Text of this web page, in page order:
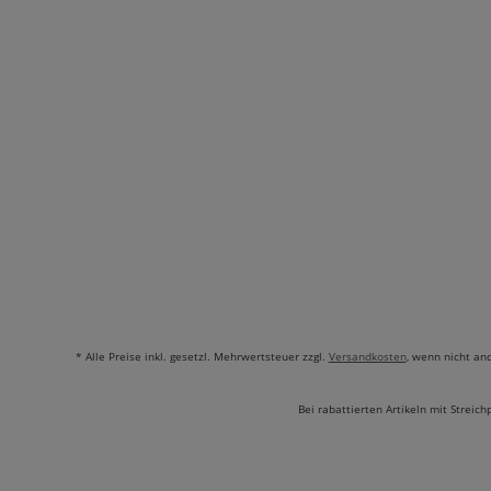
* Alle Preise inkl. gesetzl. Mehrwertsteuer zzgl. Versandkosten, wenn nicht
Bei rabattierten Artikeln mit